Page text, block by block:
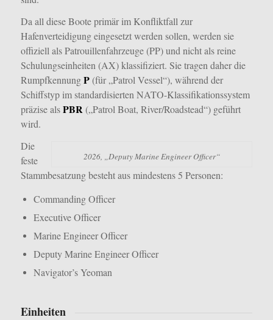
Da all diese Boote primär im Konfliktfall zur
Hafenverteidigung eingesetzt werden sollen, werden sie
offiziell als Patrouillenfahrzeuge (PP) und nicht als reine
Schulungseinheiten (AX) klassifiziert. Sie tragen daher die
RumpfkennungP(für „Patrol Vessel“), während der
Schiffstyp im standardisierten NATO-Klassifikationssystem
präzise alsPBR („Patrol Boat, River/Roadstead“) geführt
wird.
2026, „Deputy Marine Engineer Officer“
Die
feste
Stammbesatzung besteht aus mindestens 5 Personen:
Commanding Officer
Executive Officer
Marine Engineer Officer
Deputy Marine Engineer Officer
Navigator’s Yeoman
Einheiten